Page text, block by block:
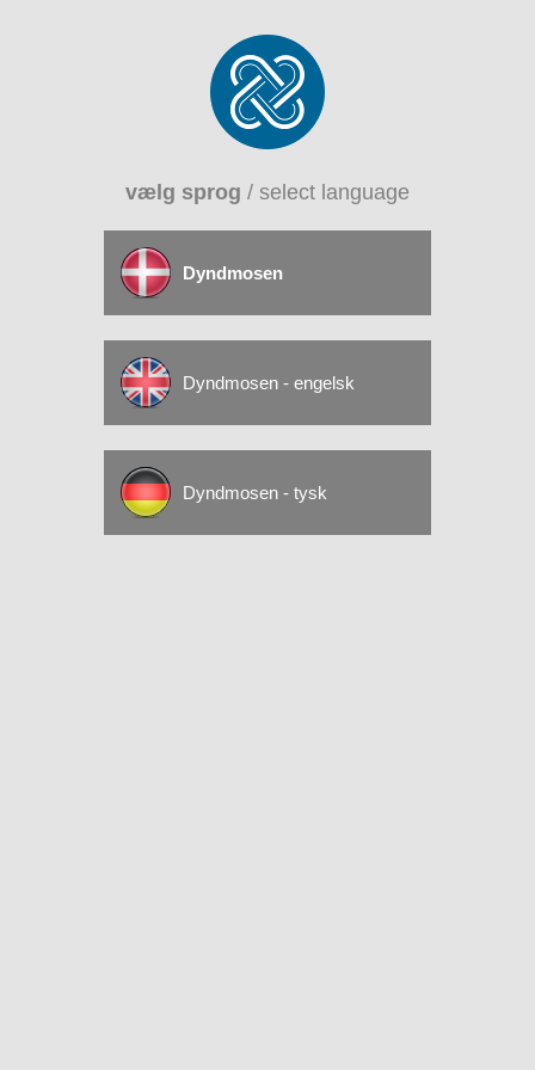
vælg sprog / select language
Dyndmosen
Dyndmosen - engelsk
Dyndmosen - tysk